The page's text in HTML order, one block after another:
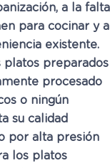
a la falta
para cocinar y a
existente.
platos preparados
procesado
o ningún
su calidad
por alta presión
los platos